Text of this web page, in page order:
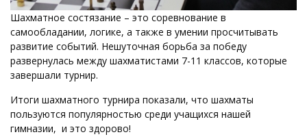
Шахматное состязание – это соревнование в
самообладании, логике, а также в умении просчитывать
развитие событий. Нешуточная борьба за победу
развернулась между шахматистами 7-11 классов, которые
завершали турнир.
Итоги шахматного турнира показали, что шахматы
пользуются популярностью среди учащихся нашей
гимназии, и это здорово!